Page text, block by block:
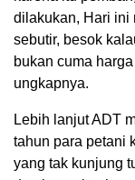
dilakukan, Hari ini
sebutir, besok
bukan cuma
ungkapnya.
Lebih lanjut ADT
tahun para petani
yang tak kunjung